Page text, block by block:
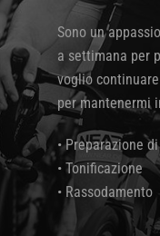
Sono un
a settimana per
voglio
per mantenermi
• Preparazione
• Tonificazione
• Rassodamento